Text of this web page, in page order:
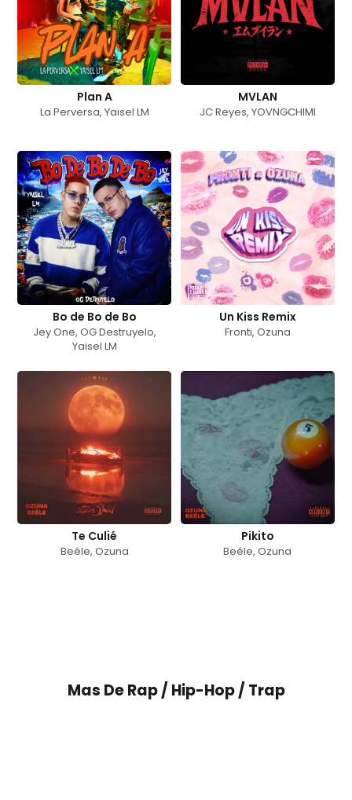
Plan A
La Perversa, Yaisel LM
MVLAN
JC Reyes, YOVNGCHIMI
Bo de Bo de Bo
Jey One, OG Destruyelo,
Yaisel LM
Un Kiss Remix
Fronti, Ozuna
Te Culié
Beéle, Ozuna
Pikito
Beéle,Ozuna
Mas DeRap / Hip-Hop / Trap